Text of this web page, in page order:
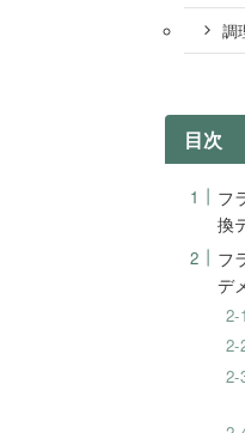
調
目次
フ
換
フ
デ